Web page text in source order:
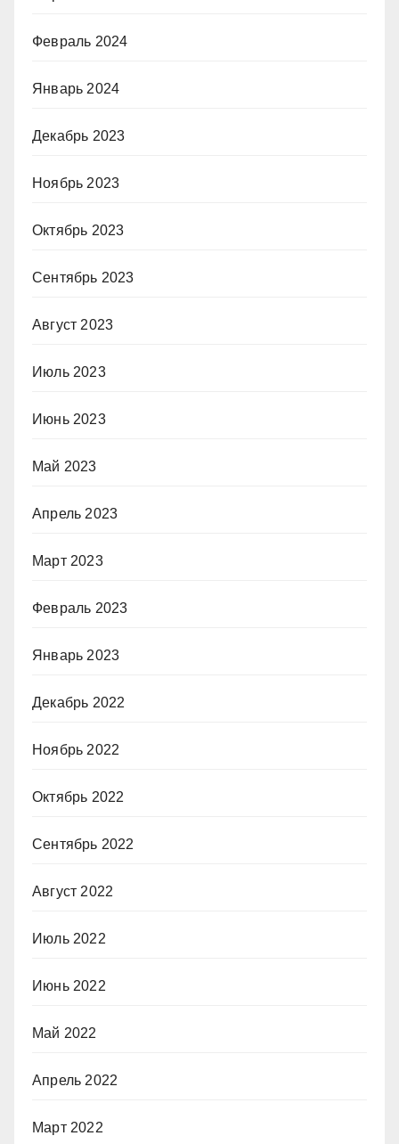
Февраль 2024
Январь 2024
Декабрь 2023
Ноябрь 2023
Октябрь 2023
Сентябрь 2023
Август 2023
Июль 2023
Июнь 2023
Май 2023
Апрель 2023
Март 2023
Февраль 2023
Январь 2023
Декабрь 2022
Ноябрь 2022
Октябрь 2022
Сентябрь 2022
Август 2022
Июль 2022
Июнь 2022
Май 2022
Апрель 2022
Март 2022